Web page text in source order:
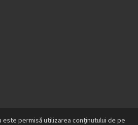
este permisă utilizarea conținutului de pe